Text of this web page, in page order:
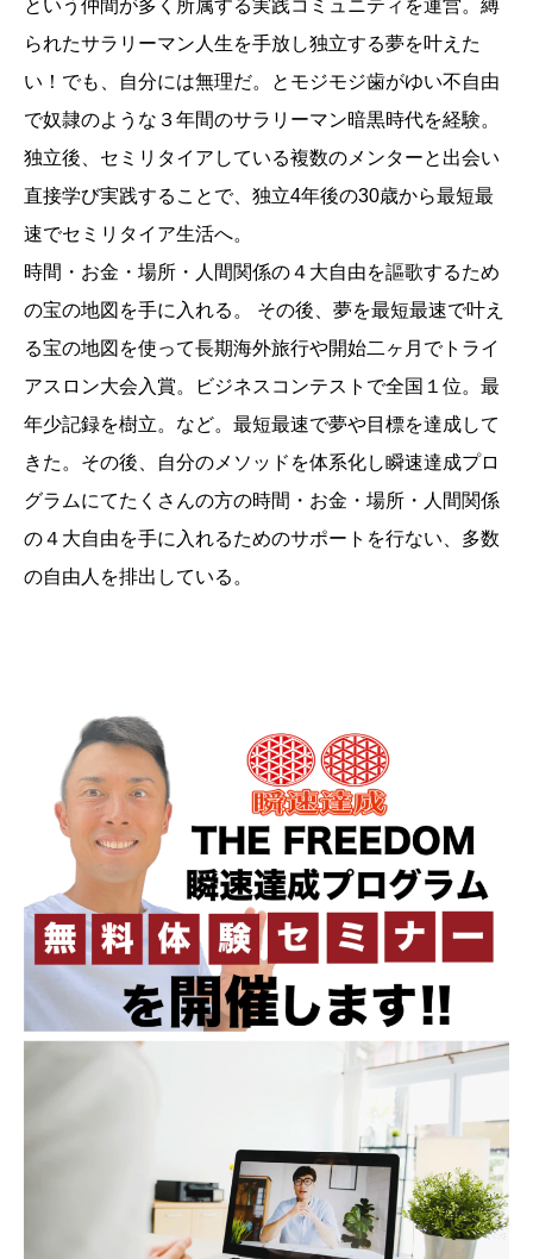
という仲間が多く所属する実践コミュニティを運営。縛
られたサラリーマン人生を手放し独立する夢を叶えた
い！でも、自分には無理だ。とモジモジ歯がゆい不自由
で奴隷のような３年間のサラリーマン暗黒時代を経験。
独立後、セミリタイアしている複数のメンターと出会い
直接学び実践することで、独立4年後の30歳から最短最
速でセミリタイア生活へ。
時間・お金・場所・人間関係の４大自由を謳歌するため
の宝の地図を手に入れる。 その後、夢を最短最速で叶え
る宝の地図を使って長期海外旅行や開始二ヶ月でトライ
アスロン大会入賞。ビジネスコンテストで全国１位。最
年少記録を樹立。など。最短最速で夢や目標を達成して
きた。その後、自分のメソッドを体系化し瞬速達成プロ
グラムにてたくさんの方の時間・お金・場所・人間関係
の４大自由を手に入れるためのサポートを行ない、多数
の自由人を排出している。